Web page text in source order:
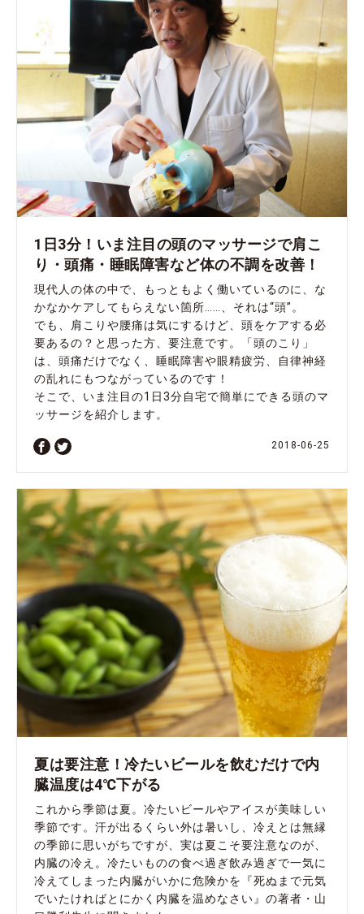
1日3分！いま注目の頭のマッサージで肩こ
り・頭痛・睡眠障害など体の不調を改善！
現代人の体の中で、もっともよく働いているのに、な
かなかケアしてもらえない箇所……、それは“頭”。
でも、肩こりや腰痛は気にするけど、頭をケアする必
要あるの？と思った方、要注意です。「頭のこり」
は、頭痛だけでなく、睡眠障害や眼精疲労、自律神経
の乱れにもつながっているのです！
そこで、いま注目の1日3分自宅で簡単にできる頭のマ
ッサージを紹介します。
2018-06-25
夏は要注意！冷たいビールを飲むだけで内
臓温度は4℃下がる
これから季節は夏。冷たいビールやアイスが美味しい
季節です。汗が出るくらい外は暑いし、冷えとは無縁
の季節に思いがちですが、実は夏こそ要注意なのが、
内臓の冷え。冷たいものの食べ過ぎ飲み過ぎで一気に
冷えてしまった内臓がいかに危険かを『死ぬまで元気
でいたければとにかく内臓を温めなさい』の著者・山